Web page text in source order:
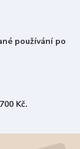
používání po
Kč.